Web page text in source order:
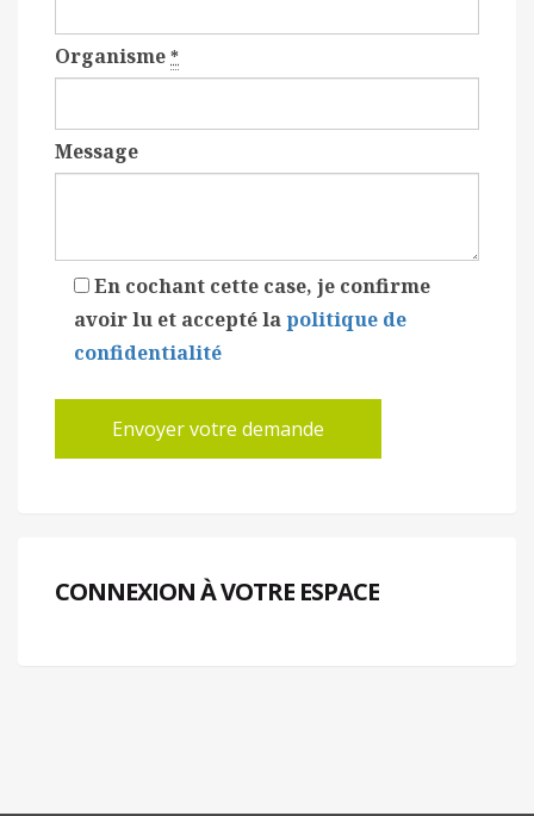
Organisme *
Message
En cochant cette case, je confirme
avoir lu et accepté lapolitique de
confidentialité
CONNEXION À VOTRE ESPACE